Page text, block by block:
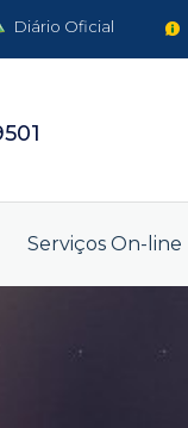
Diário Oficial
Serviços On-line